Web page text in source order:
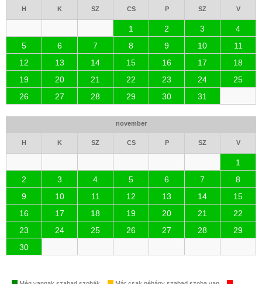
H K SZ CS P SZ V
1 2 3
4
5
6 7 8 9 10
11
12
13 14 15 16 17
18
19
20 21 22 23 24
25
26
27 28 29 30 31
november
H K SZ CS P SZ V
1
2
3 4 5 6 7
8
9
10 11 12 13 14
15
16
17 18 19 20 21
22
23
24 25 26 27 28
29
30